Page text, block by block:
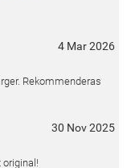
4 Mar 2026
Rekommenderas
30 Nov 2025